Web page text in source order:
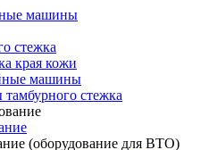
машины
стежка
края кожи
машины
стежка